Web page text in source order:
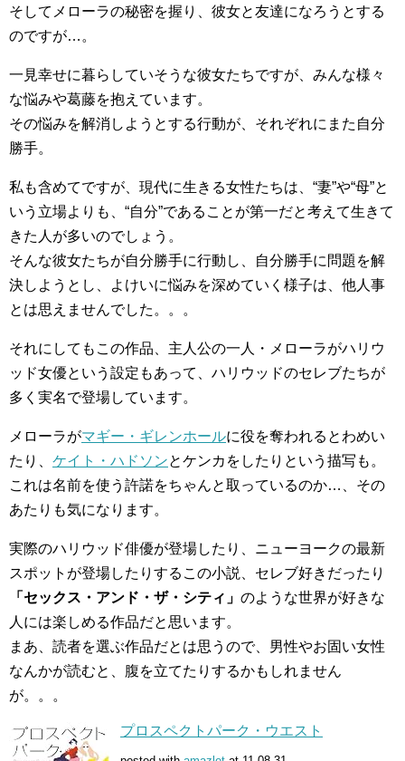
そしてメローラの秘密を握り、彼女と友達になろうとする
のですが…。
一見幸せに暮らしていそうな彼女たちですが、みんな様々
な悩みや葛藤を抱えています。
その悩みを解消しようとする行動が、それぞれにまた自分
勝手。
私も含めてですが、現代に生きる女性たちは、“妻”や“母”と
いう立場よりも、“自分”であることが第一だと考えて生きて
きた人が多いのでしょう。
そんな彼女たちが自分勝手に行動し、自分勝手に問題を解
決しようとし、よけいに悩みを深めていく様子は、他人事
とは思えませんでした。。。
それにしてもこの作品、主人公の一人・メローラがハリウ
ッド女優という設定もあって、ハリウッドのセレブたちが
多く実名で登場しています。
メローラがマギー・ギレンホールに役を奪われるとわめい
たり、 ケイト・ハドソンとケンカをしたりという描写も。
これは名前を使う許諾をちゃんと取っているのか…、その
あたりも気になります。
実際のハリウッド俳優が登場したり、ニューヨークの最新
スポットが登場したりするこの小説、セレブ好きだったり
「セックス・アンド・ザ・シティ」 のような世界が好きな
人には楽しめる作品だと思います。
まあ、読者を選ぶ作品だとは思うので、男性やお固い女性
なんかが読むと、腹を立てたりするかもしれません
が。。。
プロスペクトパーク・ウエスト